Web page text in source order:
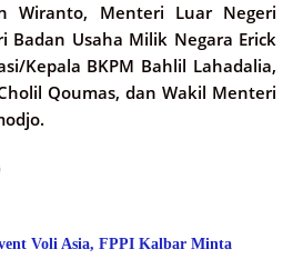
Wiranto, Menteri Luar Negeri
Badan Usaha Milik Negara Erick
Kepala BKPM Bahlil Lahadalia,
Qoumas, dan Wakil Menteri
Voli Asia, FPPI Kalbar Minta